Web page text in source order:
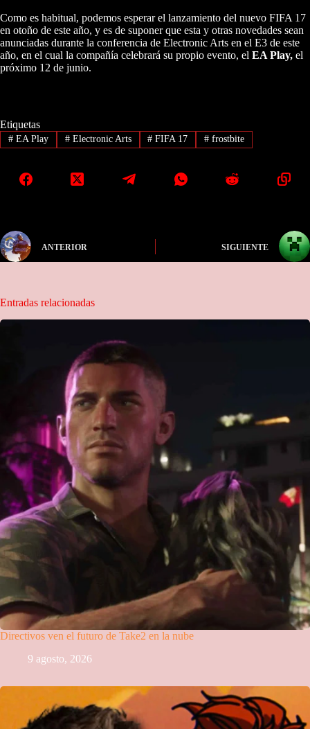
Como es habitual, podemos esperar el lanzamiento del nuevo FIFA 17
en otoño de este año, y es de suponer que esta y otras novedades sean
anunciadas durante la conferencia de Electronic Arts en el E3 de este
año, en el cual la compañía celebrará su propio evento, el EA Play, el
próximo 12 de junio.
Etiquetas
#EA Play #Electronic Arts # FIFA 17 # frostbite
ANTERIOR SIGUIENTE
Entradas relacionadas
Directivos ven el futuro de Take2 en la nube
9 agosto, 2026